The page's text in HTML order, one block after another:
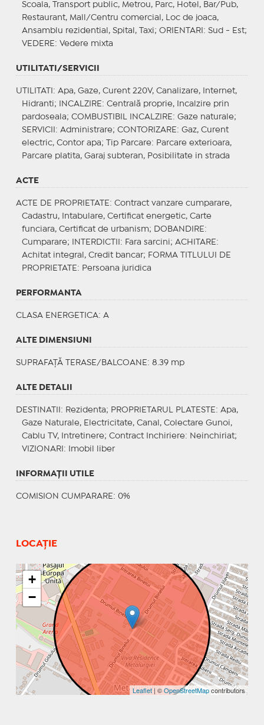
Scoala, Transport public, Metrou, Parc, Hotel, Bar/Pub,
Restaurant, Mall/Centru comercial, Loc de joaca,
Ansamblu rezidential, Spital, Taxi; ORIENTARI : Sud - Est;
VEDERE : Vedere mixta
UTILITATI/SERVICII
UTILITATI : Apa, Gaze, Curent 220V, Canalizare, Internet,
Hidranti;
INCALZIRE : Centrală proprie, Incalzire prin
pardoseala; COMBUSTIBIL INCALZIRE : Gaze naturale;
SERVICII : Administrare; CONTORIZARE : Gaz, Curent
electric, Contor apa;
Tip Parcare: Parcare exterioara,
Parcare platita, Garaj subteran, Posibilitate in strada
ACTE
ACTE DE PROPRIETATE : Contract vanzare cumparare,
Cadastru, Intabulare, Certificat energetic, Carte
funciara, Certificat de urbanism;
DOBANDIRE :
Cumparare;
INTERDICTII : Fara sarcini; ACHITARE :
Achitat integral, Credit bancar; FORMA TITLULUI DE
PROPRIETATE : Persoana juridica
PERFORMANTA
CLASA ENERGETICA: A
ALTE DIMENSIUNI
SUPRAFAȚĂ TERASE/BALCOANE: 8.39 mp
ALTE DETALII
DESTINATII : Rezidenta; PROPRIETARUL PLATESTE : Apa,
Gaze Naturale, Electricitate, Canal, Colectare Gunoi,
Cablu TV, Intretinere; Contract Inchiriere: Neinchiriat;
VIZIONARI : Imobil liber
INFORMAŢII UTILE
COMISION CUMPARARE: 0%
LOCAȚIE
+
−
Leaflet | ©OpenStreetMapcontributors